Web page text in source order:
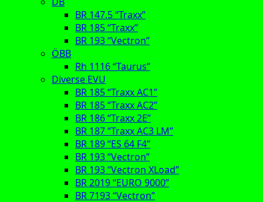
BR 147.5 “Traxx”
BR 185 “Traxx”
BR 193 “Vectron”
ÖBB
Rh 1116 “Taurus”
Diverse EVU
BR 185 “Traxx AC1”
BR 185 “Traxx AC2”
BR 186 “Traxx 2E”
BR 187 “Traxx AC3 LM”
BR 189 “ES 64 F4”
BR 193 “Vectron”
BR 193 “Vectron XLoad”
BR 2019 “EURO 9000”
BR 7193 “Vectron”